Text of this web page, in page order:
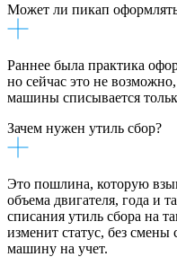
Может ли пикап
Раннее была практика
но сейчас это не
машины списывается
Зачем нужен утиль сбор?
Это пошлина, которую
объема двигателя, года и
списания утиль сбора на
изменит статус, без смены
машину на учет.